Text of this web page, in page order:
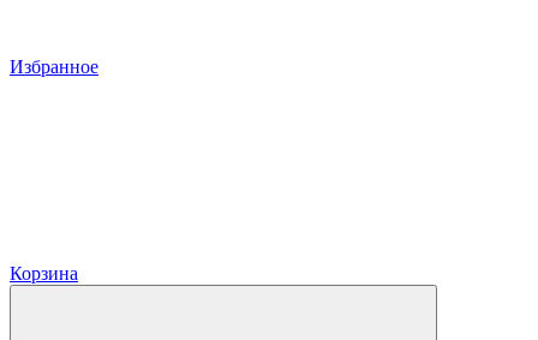
Избранное
Корзина